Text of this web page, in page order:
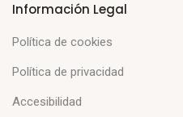
Información Legal
Política de cookies
Política de privacidad
Accesibilidad